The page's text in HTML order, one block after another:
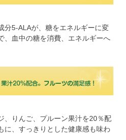
分5-ALAが、糖をエネルギーに変
、血中の糖を消費、エネルギーへ
、りんご、プルーン果汁を20％配
に、すっきりとした健康感も味わ